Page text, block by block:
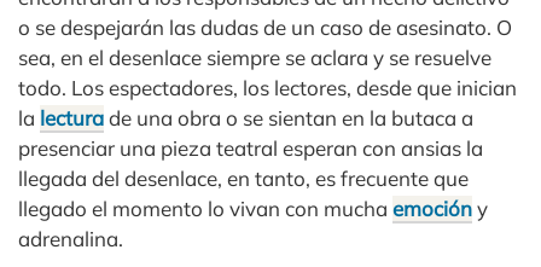
o se despejarán las dudas de un caso de asesinato. O
sea, en el desenlace siempre se aclara y se resuelve
todo. Los espectadores, los lectores, desde que inician
la lecturade una obra o se sientan en la butaca a
presenciar una pieza teatral esperan con ansias la
llegada del desenlace, en tanto, es frecuente que
llegado el momento lo vivan con mucha emocióny
adrenalina.